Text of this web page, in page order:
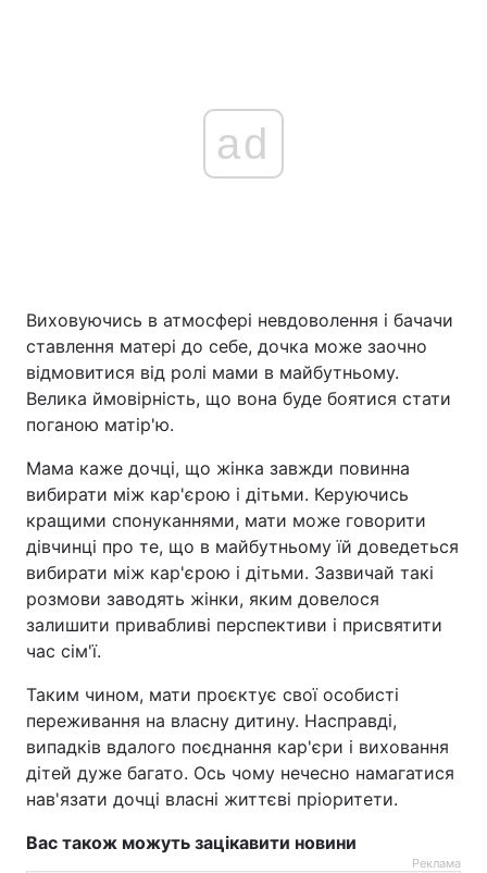
ad
Виховуючись в атмосфері невдоволення і бачачи
ставлення матері до себе, дочка може заочно
відмовитися від ролі мами в майбутньому.
Велика ймовірність, що вона буде боятися стати
поганою матір'ю.
Мама каже дочці, що жінка завжди повинна
вибирати між кар'єрою і дітьми. Керуючись
кращими спонуканнями, мати може говорити
дівчинці про те, що в майбутньому їй доведеться
вибирати між кар'єрою і дітьми. Зазвичай такі
розмови заводять жінки, яким довелося
залишити привабливі перспективи і присвятити
час сім'ї.
Таким чином, мати проєктує свої особисті
переживання на власну дитину. Насправді,
випадків вдалого поєднання кар'єри і виховання
дітей дуже багато. Ось чому нечесно намагатися
нав'язати дочці власні життєві пріоритети.
Вас також можуть зацікавити новини
Реклама